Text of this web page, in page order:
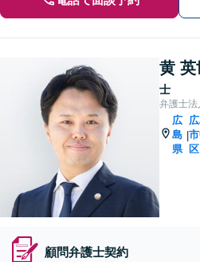
黄 英
士
弁護士法
広
島
県
|
区
顧問弁護士契約